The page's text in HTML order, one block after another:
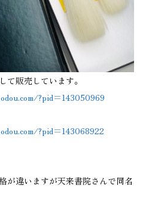
販売しています。
?pid=143050969
?pid=143068922
が違いますが天来書院さんで同名